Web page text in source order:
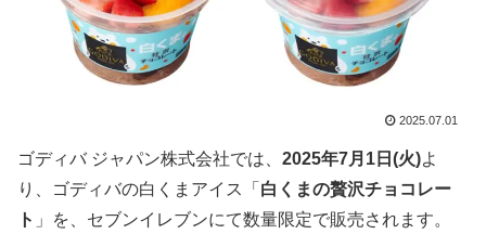
2025.07.01
ゴディバ ジャパン株式会社では、 2025年7月1日(火)よ
り、ゴディバの白くまアイス「 白くまの贅沢チョコレー
ト 」を、セブンイレブンにて数量限定で販売されます。